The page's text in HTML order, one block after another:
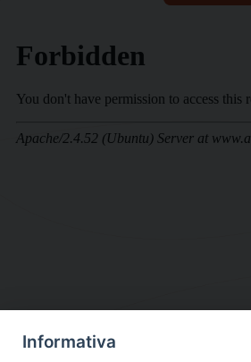
DIOCESI
Informativa